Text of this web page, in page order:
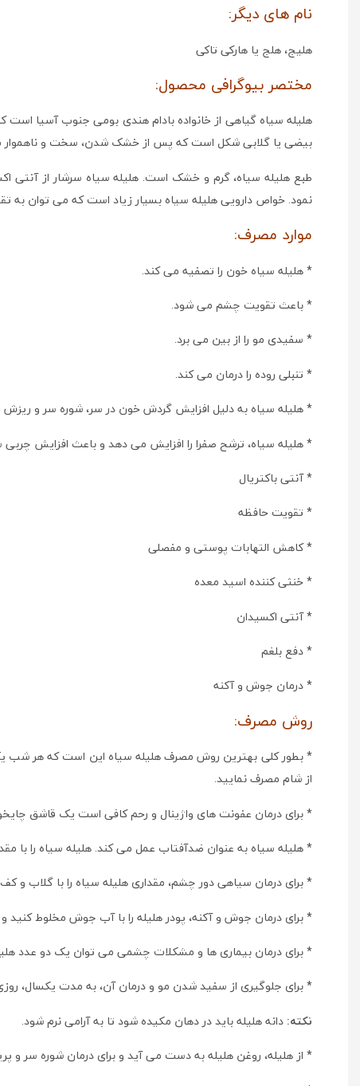
نام های دیگر:
هلیج، هلج یا هارکی تاکی
مختصر بیوگرافی محصول:
بیضی یا گلابی شکل است که پس از خشک شدن، سخت و
طبع هلیله سیاه، گرم و خشک است. هلیله سیاه سرشار از آنتی
نمود. خواص دارویی هلیله سیاه بسیار زیاد است که می توان به
موارد مصرف:
* هلیله سیاه خون را تصفیه می کند.
* باعث تقویت چشم می شود.
* سفیدی مو را از بین می برد.
* تنبلی روده را درمان می کند.
* هلیله سیاه به دلیل افزایش گردش خون در سر، شوره سر و ریزش
* هلیله سیاه، ترشح صفرا را افزایش می دهد و باعث افزایش
* آنتی باکتریال
* تقویت حافظه
* کاهش التهابات پوستی و مفصلی
* خنثی کننده اسید معده
* آنتی اکسیدان
* دفع بلغم
* درمان جوش و آکنه
روش مصرف:
* بطور کلی بهترین روش مصرف هلیله سیاه این است که هر شب یک
از شام مصرف نمایید.
* برای درمان عفونت های واژینال و رحم کافی است یک قاشق
* هلیله سیاه به عنوان ضدآفتاب عمل می کند. هلیله سیاه را با
* برای درمان سیاهی دور چشم، مقداری هلیله سیاه را با گلاب و کف دریا
* برای درمان جوش و آکنه، پودر هلیله را با آب جوش مخلوط کنید و این ترکیب را
* برای درمان بیماری ها و مشکلات چشمی می توان یک دو عدد
* برای جلوگیری از سفید شدن مو و درمان آن، به مدت یکسال، روزی یک یا 2 عدد هلیله
نکته: دانه هلیله باید در دهان مکیده شود تا به آرامی نرم شود.
* از هلیله، روغن هلیله به دست می آید و برای درمان شوره سر